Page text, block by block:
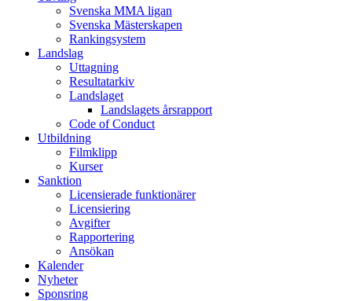
Svenska MMA ligan
Svenska Mästerskapen
Rankingsystem
Landslag
Uttagning
Resultatarkiv
Landslaget
Landslagets årsrapport
Code of Conduct
Utbildning
Filmklipp
Kurser
Sanktion
Licensierade funktionärer
Licensiering
Avgifter
Rapportering
Ansökan
Kalender
Nyheter
Sponsring